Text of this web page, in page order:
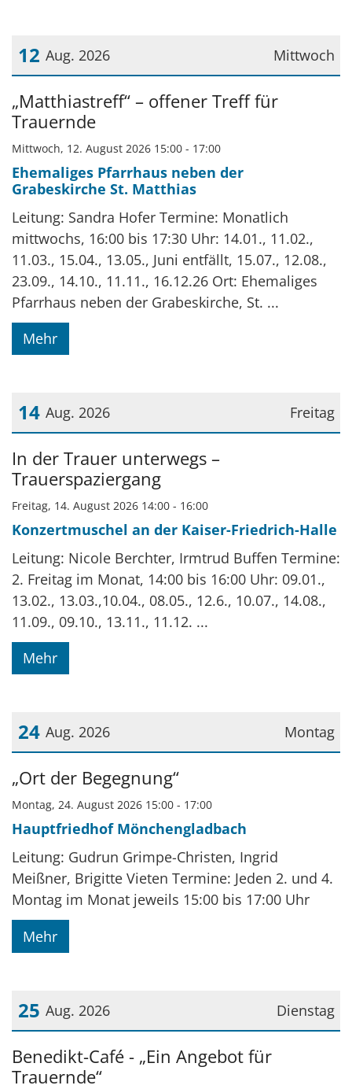
Mittwoch
12 Aug. 2026
Datum: 12. August 2026
„Matthiastreff“ – offener Treff für
Trauernde
Mittwoch, 12. August 2026 15:00 - 17:00
Ehemaliges Pfarrhaus neben der
Grabeskirche St. Matthias
Leitung: Sandra Hofer Termine: Monatlich
mittwochs, 16:00 bis 17:30 Uhr: 14.01., 11.02.,
11.03., 15.04., 13.05., Juni entfällt, 15.07., 12.08.,
23.09., 14.10., 11.11., 16.12.26 Ort: Ehemaliges
Pfarrhaus neben der Grabeskirche, St. ...
Mehr
Freitag
14 Aug. 2026
Datum: 14. August 2026
In der Trauer unterwegs –
Trauerspaziergang
Freitag, 14. August 2026 14:00 - 16:00
Konzertmuschel an der Kaiser-Friedrich-Halle
Leitung: Nicole Berchter, Irmtrud Buffen Termine:
2. Freitag im Monat, 14:00 bis 16:00 Uhr: 09.01.,
13.02., 13.03.,10.04., 08.05., 12.6., 10.07., 14.08.,
11.09., 09.10., 13.11., 11.12. ...
Mehr
Montag
24 Aug. 2026
Datum: 24. August 2026
„Ort der Begegnung“
Montag, 24. August 2026 15:00 - 17:00
Hauptfriedhof Mönchengladbach
Leitung: Gudrun Grimpe-Christen, Ingrid
Meißner, Brigitte Vieten Termine: Jeden 2. und 4.
Montag im Monat jeweils 15:00 bis 17:00 Uhr
Mehr
Dienstag
25 Aug. 2026
Datum: 25. August 2026
Benedikt-Café - „Ein Angebot für
Trauernde“